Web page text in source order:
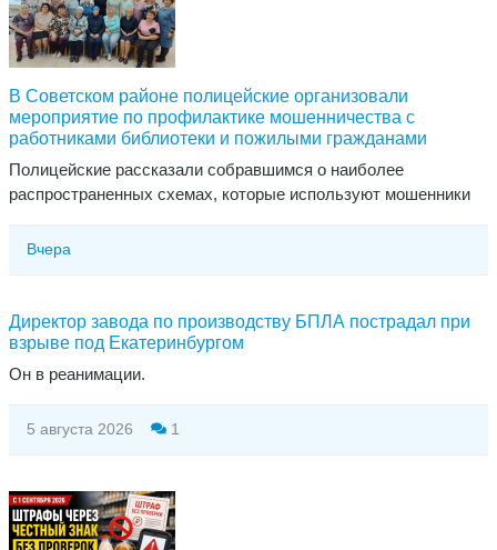
В Советском районе полицейские организовали
мероприятие по профилактике мошенничества с
работниками библиотеки и пожилыми гражданами
Полицейские рассказали собравшимся о наиболее
распространенных схемах, которые используют мошенники
Вчера
Директор завода по производству БПЛА пострадал при
взрыве под Екатеринбургом
​Он в реанимации.
5 августа 2026 1